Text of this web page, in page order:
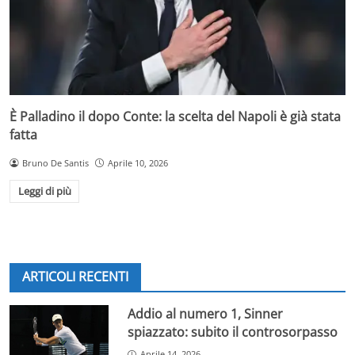
È Palladino il dopo Conte: la scelta del Napoli è già stata
fatta
Bruno De Santis Aprile 10, 2026
Leggi di più
ARTICOLI RECENTI
Addio al numero 1, Sinner
spiazzato: subito il controsorpasso